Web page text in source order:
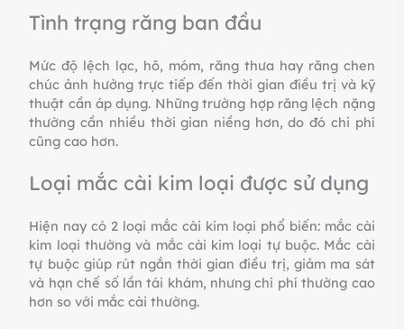
Tình trạng răng ban đầu
Mức độ lệch lạc, hô, móm, răng thưa hay răng chen
chúc ảnh hưởng trực tiếp đến thời gian điều trị và kỹ
thuật cần áp dụng. Những trường hợp răng lệch nặng
thường cần nhiều thời gian niềng hơn, do đó chi phí
cũng cao hơn.
Loại mắc cài kim loại được sử dụng
Hiện nay có 2 loại mắc cài kim loại phổ biến: mắc cài
kim loại thường và mắc cài kim loại tự buộc. Mắc cài
tự buộc giúp rút ngắn thời gian điều trị, giảm ma sát
và hạn chế số lần tái khám, nhưng chi phí thường cao
hơn so với mắc cài thường.